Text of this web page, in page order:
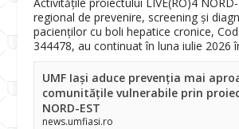
regional de prevenire, screening și
pacienților cu boli hepatice cronice,
344478, au continuat în luna iulie 2026
UMF Iași aduce prevenția mai
comunitățile vulnerabile prin
NORD-EST
news.umfiasi.ro